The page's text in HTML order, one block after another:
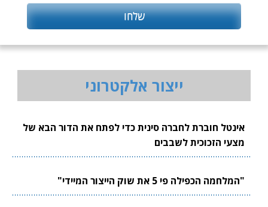
ייצור אלקטרוני
אינטל חוברת לחברה סינית כדי לפתח את הדור הבא של
מצעי הזכוכית לשבבים
"המלחמה הכפילה פי 5 את שוק הייצור המיידי"